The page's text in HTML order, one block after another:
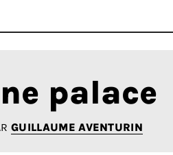
palace
GUILLAUME AVENTURIN